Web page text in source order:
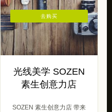
光线美学 SOZEN
素生创意力店
SOZEN 素生创意力店 带来
去购买